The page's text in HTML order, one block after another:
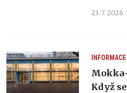
23. 7. 2026
Když